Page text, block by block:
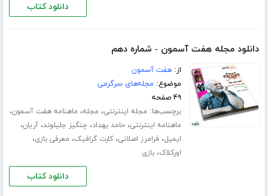
دانلود کتاب
دانلود مجله هفت آسمون - شماره دهم
از:هفت آسمون
موضوع: مجله‌های سرگرمی
۴۹ صفحه
برچسب‌ها: مجله اینترنتی، مجله، ماهنامه هفت آسمون،
ماهنامه اینترنتی،حامد بهداد، چنگیز جلیلوند،آریان،
ایمیل، فرامرز اصلانی،کارت گرافیک، معرفی بازی،
اورکلاک،بازی
دانلود کتاب